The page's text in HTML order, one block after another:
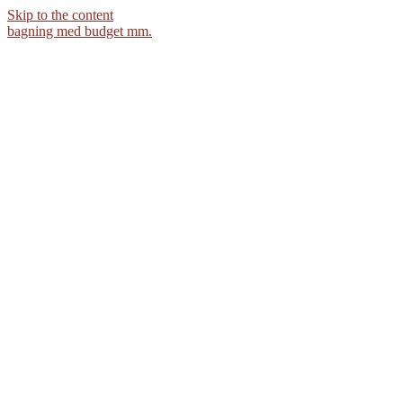
Skip to the content
bagning med budget mm.